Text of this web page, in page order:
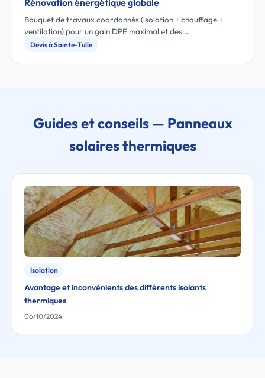
Rénovation énergétique globale
Bouquet de travaux coordonnés (isolation + chauffage +
ventilation) pour un gain DPE maximal et des …
Devis à Sainte-Tulle
Guides et conseils — Panneaux
solaires thermiques
Isolation
Avantage et inconvénients des différents isolants
thermiques
06/10/2024